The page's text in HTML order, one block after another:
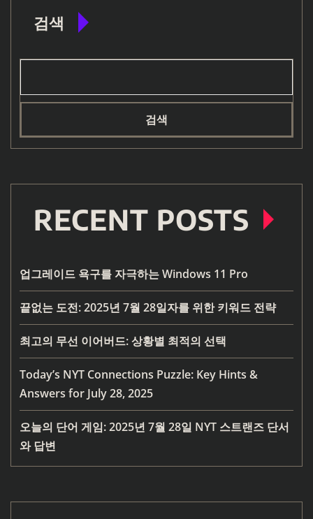
검색
검색
RECENT POSTS
업그레이드 욕구를 자극하는 Windows 11 Pro
끝없는 도전: 2025년 7월 28일자를 위한 키워드 전략
최고의 무선 이어버드: 상황별 최적의 선택
Today’s NYT Connections Puzzle: Key Hints &
Answers for July 28, 2025
오늘의 단어 게임: 2025년 7월 28일 NYT 스트랜즈 단서
와 답변